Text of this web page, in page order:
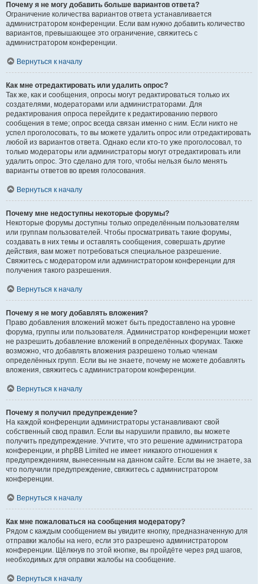
Почему я не могу добавить больше вариантов ответа?
Ограничение количества вариантов ответа устанавливается
администратором конференции. Если вам нужно добавить количество
вариантов, превышающее это ограничение, свяжитесь с
администратором конференции.
Вернуться к началу
Как мне отредактировать или удалить опрос?
Так же, как и сообщения, опросы могут редактироваться только их
создателями, модераторами или администраторами. Для
редактирования опроса перейдите к редактированию первого
сообщения в теме; опрос всегда связан именно с ним. Если никто не
успел проголосовать, то вы можете удалить опрос или отредактировать
любой из вариантов ответа. Однако если кто-то уже проголосовал, то
только модераторы или администраторы могут отредактировать или
удалить опрос. Это сделано для того, чтобы нельзя было менять
варианты ответов во время голосования.
Вернуться к началу
Почему мне недоступны некоторые форумы?
Некоторые форумы доступны только определённым пользователям
или группам пользователей. Чтобы просматривать такие форумы,
создавать в них темы и оставлять сообщения, совершать другие
действия, вам может потребоваться специальное разрешение.
Свяжитесь с модератором или администратором конференции для
получения такого разрешения.
Вернуться к началу
Почему я не могу добавлять вложения?
Право добавления вложений может быть предоставлено на уровне
форума, группы или пользователя. Администратор конференции может
не разрешить добавление вложений в определённых форумах. Также
возможно, что добавлять вложения разрешено только членам
определённых групп. Если вы не знаете, почему не можете добавлять
вложения, свяжитесь с администратором конференции.
Вернуться к началу
Почему я получил предупреждение?
На каждой конференции администраторы устанавливают свой
собственный свод правил. Если вы нарушили правило, вы можете
получить предупреждение. Учтите, что это решение администратора
конференции, и phpBB Limited не имеет никакого отношения к
предупреждениям, вынесенным на данном сайте. Если вы не знаете, за
что получили предупреждение, свяжитесь с администратором
конференции.
Вернуться к началу
Как мне пожаловаться на сообщения модератору?
Рядом с каждым сообщением вы увидите кнопку, предназначенную для
отправки жалобы на него, если это разрешено администратором
конференции. Щёлкнув по этой кнопке, вы пройдёте через ряд шагов,
необходимых для оправки жалобы на сообщение.
Вернуться к началу